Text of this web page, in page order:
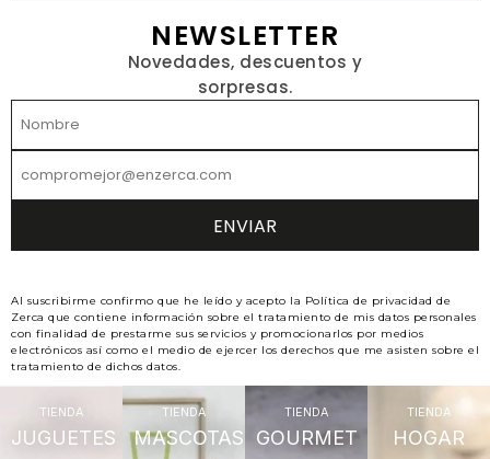
NEWSLETTER
Novedades, descuentos y
sorpresas.
Al suscribirme confirmo que he leído y acepto la Política de privacidad de
Zerca que contiene información sobre el tratamiento de mis datos personales
con finalidad de prestarme sus servicios y promocionarlos por medios
electrónicos así como el medio de ejercer los derechos que me asisten sobre el
tratamiento de dichos datos.
TIENDA
JUGUETES
TIENDA
MASCOTAS
TIENDA
GOURMET
TIENDA
HOGAR